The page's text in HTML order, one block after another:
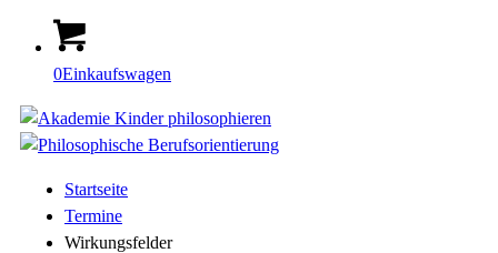
0Einkaufswagen
Startseite
Termine
Wirkungsfelder